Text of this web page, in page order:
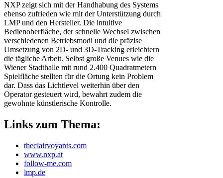
NXP zeigt sich mit der Handhabung des Systems
ebenso zufrieden wie mit der Unterstützung durch
LMP und den Hersteller. Die intuitive
Bedienoberfläche, der schnelle Wechsel zwischen
verschiedenen Betriebsmodi und die präzise
Umsetzung von 2D- und 3D-Tracking erleichtern
die tägliche Arbeit. Selbst große Venues wie die
Wiener Stadthalle mit rund 2.400 Quadratmetern
Spielfläche stellten für die Ortung kein Problem
dar. Dass das Lichtlevel weiterhin über den
Operator gesteuert wird, bewahrt zudem die
gewohnte künstlerische Kontrolle.
Links zum Thema:
theclairvoyants.com
www.nxp.at
follow-me.com
lmp.de